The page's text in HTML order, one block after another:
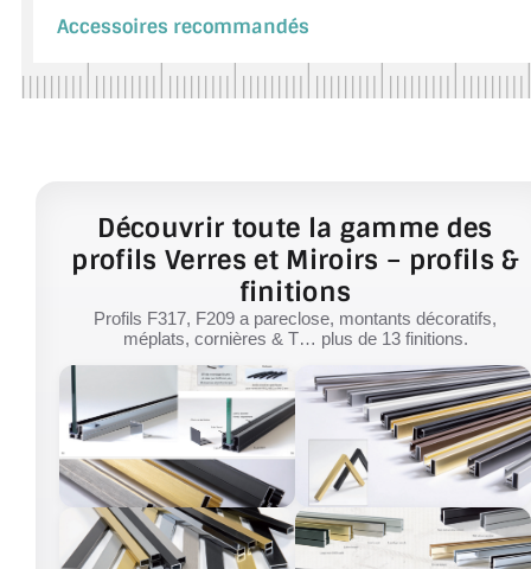
Accessoires recommandés
Découvrir toute la gamme des
profils Verres et Miroirs – profils &
finitions
Profils F317, F209 a pareclose, montants décoratifs,
méplats, cornières & T… plus de 13 finitions.